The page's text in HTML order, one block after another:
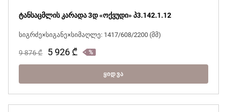
ტანსაცმლის კარადა 3დ «ოქვუდი» პ3.142.1.12
სიგრძე×სიგანე×სიმაღლე: 1417/608/2200 (მმ)
9 876₾ 5 926 ₾
ᲧᲘᲓᲕᲐ